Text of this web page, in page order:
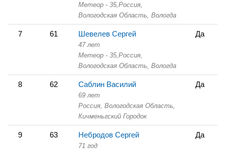
Метеор - 35, Россия,
Вологодская Область, Вологда
7 61 Шевелев Сергей
47 лет
Метеор - 35, Россия,
Вологодская Область, Вологда
Да
8 62 Саблин Василий
69 лет
Россия, Вологодская Область,
Кичменьгский Городок
Да
9 63 Небродов Сергей
71 год
Да